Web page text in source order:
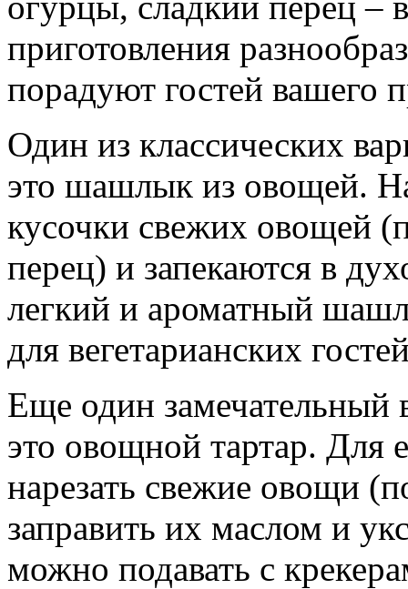
приготовления
порадуют гостей вашего
Один из классических
это шашлык из овощей.
кусочки свежих овощей
перец) и запекаются в
легкий и ароматный
для вегетарианских
Еще один замечательный
это овощной тартар. Для
нарезать свежие овощи
заправить их маслом и
можно подавать с